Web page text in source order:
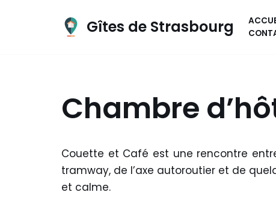
Gîtes de Strasbourg
Chambre
Couette et Café est une rencontre
tramway, de l’axe autoroutier et de
et calme.